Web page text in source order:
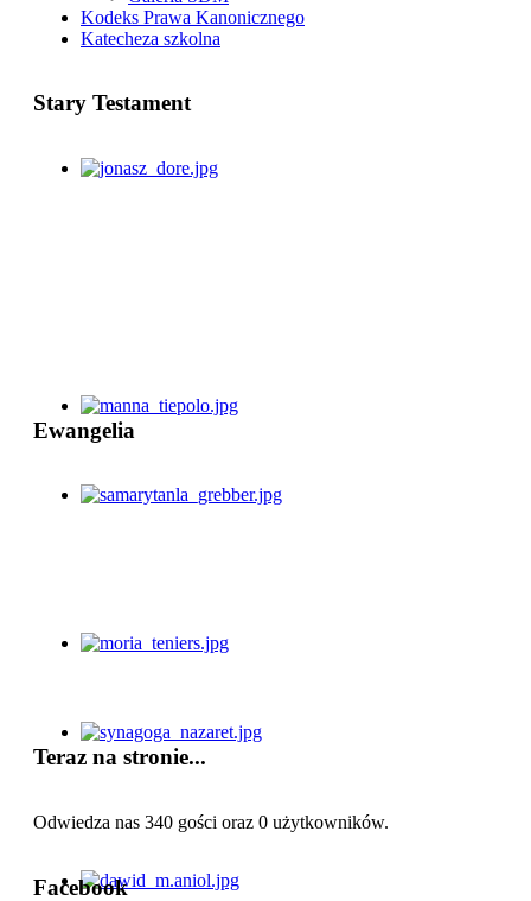
Kodeks Prawa Kanonicznego
Katecheza szkolna
Stary Testament
Ewangelia
Teraz na stronie...
Odwiedza nas 340 gości oraz 0 użytkowników.
Facebook